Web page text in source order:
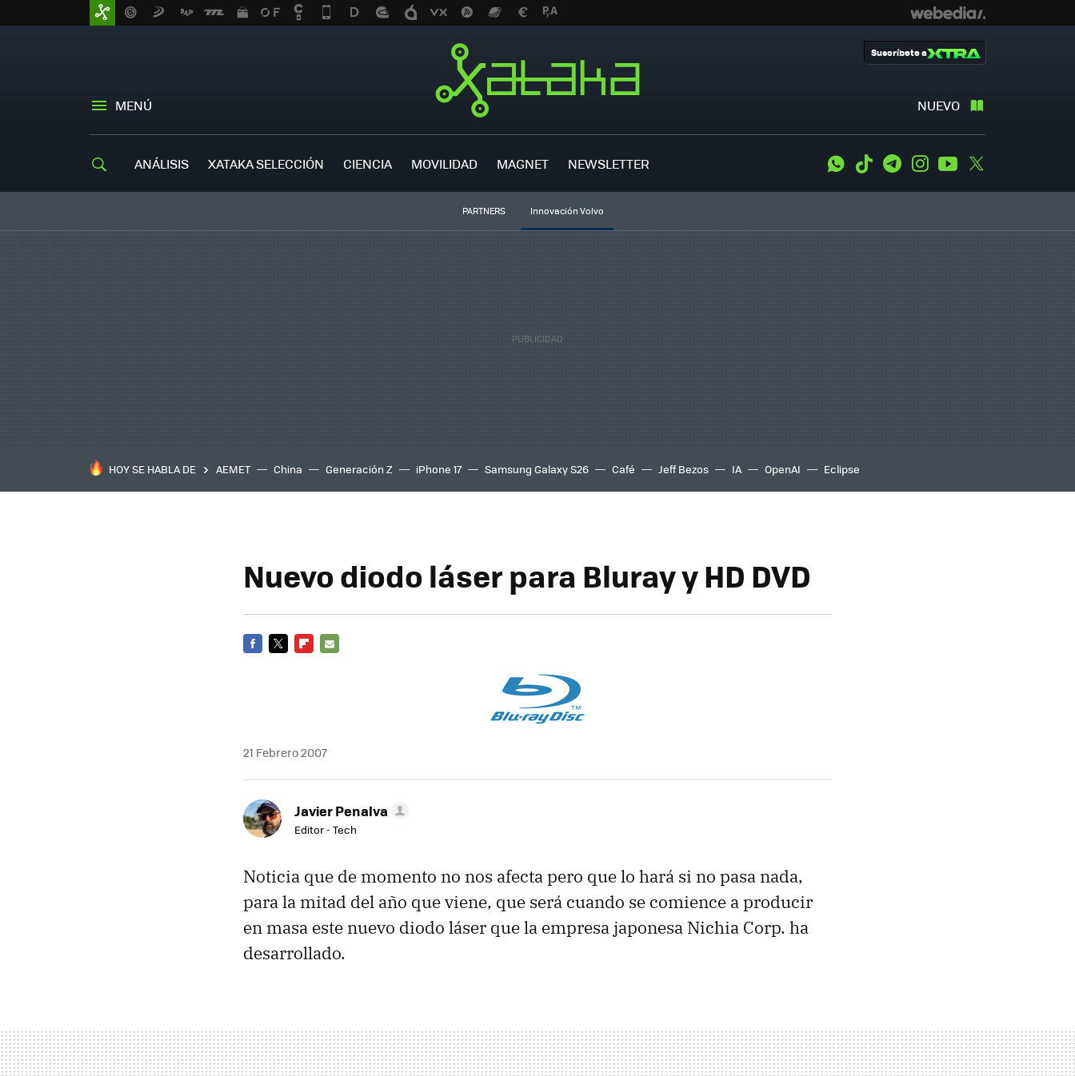
MENÚ NUEVO
Suscríbete a
ANÁLISIS XATAKA SELECCIÓN CIENCIA MOVILIDAD MAGNET NEWSLETTER WhatsApp
Tiktok TelegramInstagramYoutube
PARTNERS Innovación Volvo
HOY SE HABLA DE AEMET China Generación Z iPhone 17 Samsung Galaxy S26 Café Jeff Bezos IA OpenAI Eclipse
Nuevo diodo láser para Bluray y HD DVD
21 Febrero 2007
Javier Penalva
Editor - Tech
Noticia que de momento no nos afecta pero que lo hará si no pasa nada,
para la mitad del año que viene, que será cuando se comience a producir
en masa este nuevo diodo láser que la empresa japonesa Nichia Corp. ha
desarrollado.